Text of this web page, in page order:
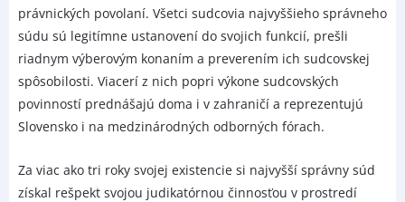
právnických povolaní. Všetci sudcovia najvyššieho správneho
súdu sú legitímne ustanovení do svojich funkcií, prešli
riadnym výberovým konaním a preverením ich sudcovskej
spôsobilosti. Viacerí z nich popri výkone sudcovských
povinností prednášajú doma i v zahraničí a reprezentujú
Slovensko i na medzinárodných odborných fórach.
Za viac ako tri roky svojej existencie si najvyšší správny súd
získal rešpekt svojou judikatórnou činnosťou v prostredí